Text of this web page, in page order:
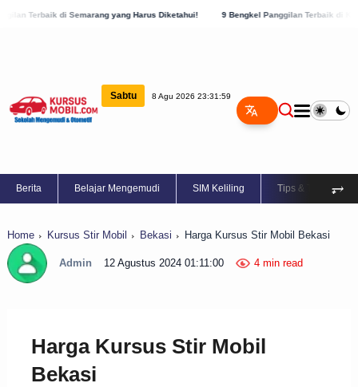
yang Harus Diketahui! 9 Bengkel Panggilan Terbaik di Kabupaten Semarang,
Sabtu 8 Agu 2026 23:32:00
Berita Belajar Mengemudi SIM Keliling Tips & Trik ⥅
Home Kursus Stir Mobil Bekasi Harga Kursus Stir Mobil Bekasi
Admin 12 Agustus 2024 01:11:00 4 min read
Harga Kursus Stir Mobil
Bekasi